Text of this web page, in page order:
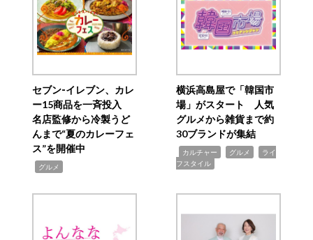
セブン‐イレブン、カレ
ー15商品を一斉投入
名店監修から冷製うど
んまで“夏のカレーフェ
ス”を開催中
グルメ
横浜高島屋で「韓国市
場」がスタート 人気
グルメから雑貨まで約
30ブランドが集結
カルチャー グルメ
ライ
フスタイル